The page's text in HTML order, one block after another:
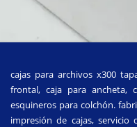
cajas para archivos x300
frontal, caja para ancheta,
esquineros para colchón.
impresión de cajas, servicio